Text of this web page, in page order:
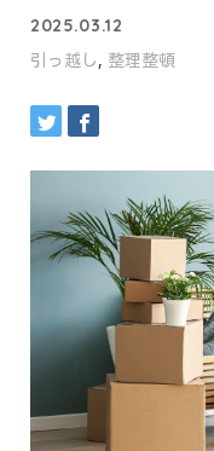
2025.03.12
引っ越し , 整理整頓